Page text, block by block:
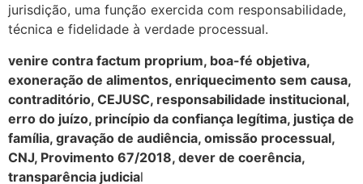
jurisdição, uma função exercida com responsabilidade,
técnica e fidelidade à verdade processual.
venire contra factum proprium, boa-fé objetiva,
exoneração de alimentos, enriquecimento sem causa,
contraditório, CEJUSC, responsabilidade institucional,
erro do juízo, princípio da confiança legítima, justiça de
família, gravação de audiência, omissão processual,
CNJ, Provimento 67/2018, dever de coerência,
transparência judicial